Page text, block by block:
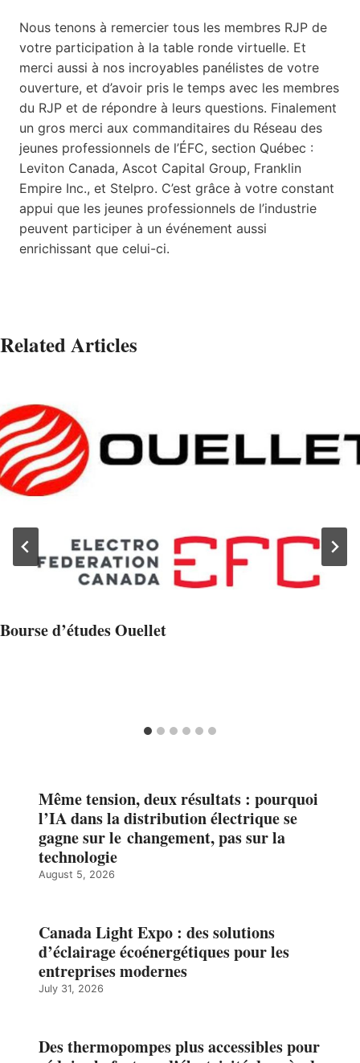
Nous tenons à remercier tous les membres RJP de
votre participation à la table ronde virtuelle. Et
merci aussi à nos incroyables panélistes de votre
ouverture, et d’avoir pris le temps avec les membres
du RJP et de répondre à leurs questions. Finalement
un gros merci aux commanditaires du Réseau des
jeunes professionnels de l’ÉFC, section Québec :
Leviton Canada, Ascot Capital Group, Franklin
Empire Inc., et Stelpro. C’est grâce à votre constant
appui que les jeunes professionnels de l’industrie
peuvent participer à un événement aussi
enrichissant que celui-ci.
Related Articles
Bourse d’études Ouellet
Même tension, deux résultats : pourquoi
l’IA dans la distribution électrique se
gagne sur le changement, pas sur la
technologie
August 5, 2026
Canada Light Expo : des solutions
d’éclairage écoénergétiques pour les
entreprises modernes
July 31, 2026
Des thermopompes plus accessibles pour